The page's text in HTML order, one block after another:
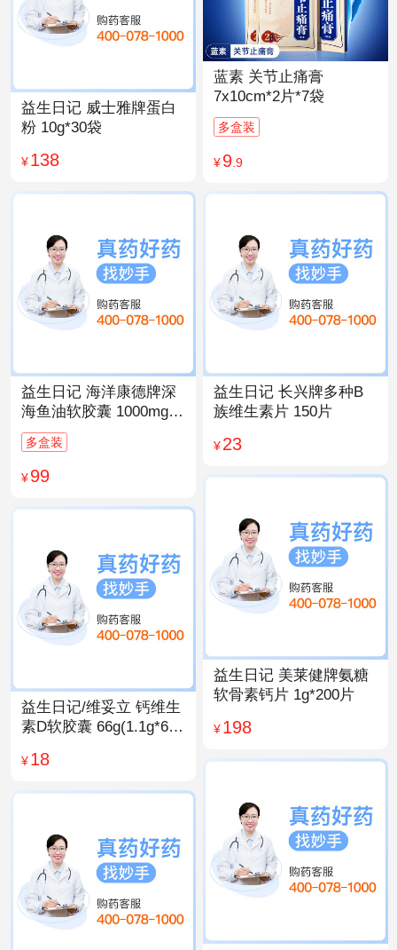
蓝素 关节止痛膏
7x10cm*2片*7袋
多盒装
¥9.9
益生日记 威士雅牌蛋白
粉 10g*30袋
¥138
益生日记 海洋康德牌深
海鱼油软胶囊 1000mg/
粒*200粒
多盒装
¥99
益生日记 长兴牌多种B
族维生素片 150片
¥23
益生日记 美莱健牌氨糖
软骨素钙片 1g*200片
¥198
益生日记/维妥立 钙维生
素D软胶囊 66g(1.1g*60
¥18